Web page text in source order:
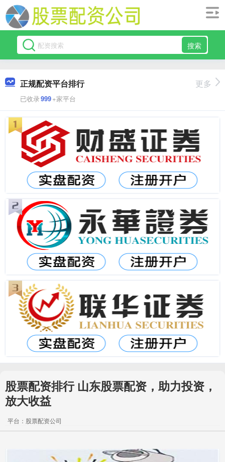
搜索
正规配资平台排行
已收录999+家平台
更多
股票配资排行 山东股票配资，助力投资，
放大收益
平台：股票配资公司